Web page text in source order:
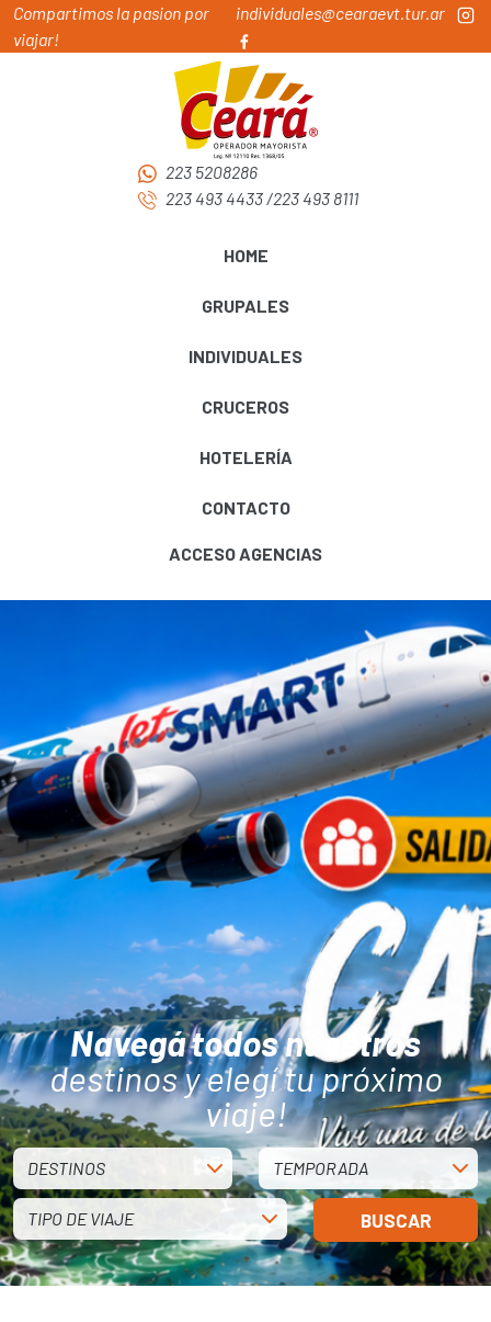
Compartimos la pasion por
viajar!
individuales@cearaevt.tur.ar
223 5208286
223 493 4433/223 493 8111
HOME
GRUPALES
INDIVIDUALES
CRUCEROS
HOTELERÍA
CONTACTO
ACCESO AGENCIAS
Navegá todos nuestros
destinos y elegí tu próximo
viaje!
DESTINOS TEMPORADA
TIPO DE VIAJE BUSCAR